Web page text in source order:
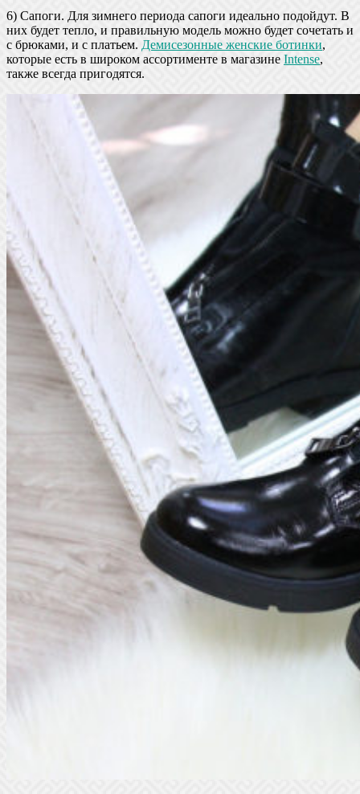
6) Сапоги. Для зимнего периода сапоги идеально подойдут. В
них будет тепло, и правильную модель можно будет сочетать и
с брюками, и с платьем. Демисезонные женские ботинки,
которые есть в широком ассортименте в магазине Intense,
также всегда пригодятся.